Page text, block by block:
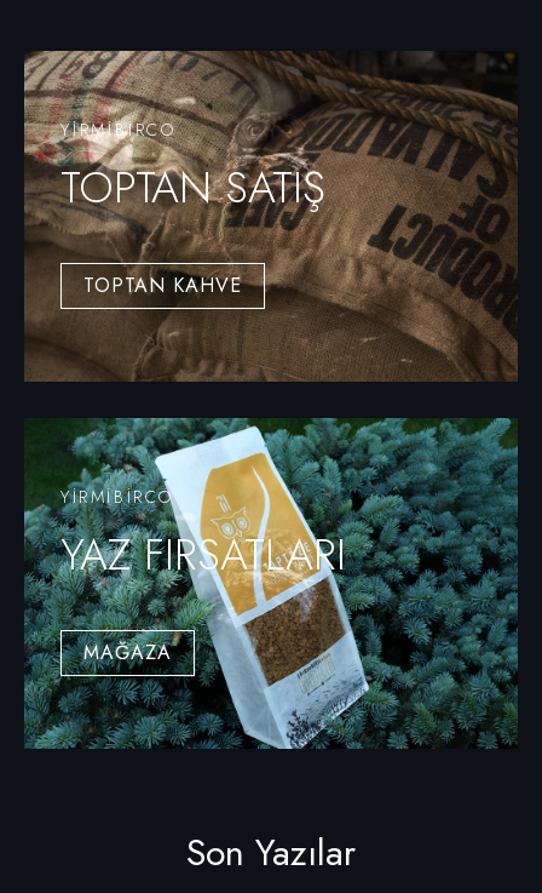
YIRMIBIRCO
TOPTAN SATIŞ
TOPTAN KAHVE
YİRMİBİRCO
YAZ FIRSATLARI
MAĞAZA
Son Yazılar